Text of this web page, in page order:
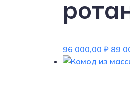
96 000,00₽
цена
89